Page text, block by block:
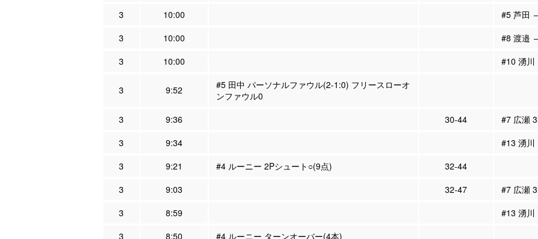
3
10:00
#5 芦田
3
10:00
#8 渡邉
3
10:00 #10 湧
3 9:52
#5 田中 パーソナルファウル(2-1:0) フリースローオ
ンファウル0
3
9:36 30-44
#7 広瀬
3
9:34
#13 湧川
3
9:21 #4 ルーニー 2Pシュート○(9点)
32-44
3
9:03 32-47
#7 広瀬
3
8:59
#13 湧川
3
8:50
#4 ルーニー ターンオーバー(4本)